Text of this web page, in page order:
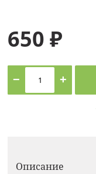
650 ₽
− +
Описание